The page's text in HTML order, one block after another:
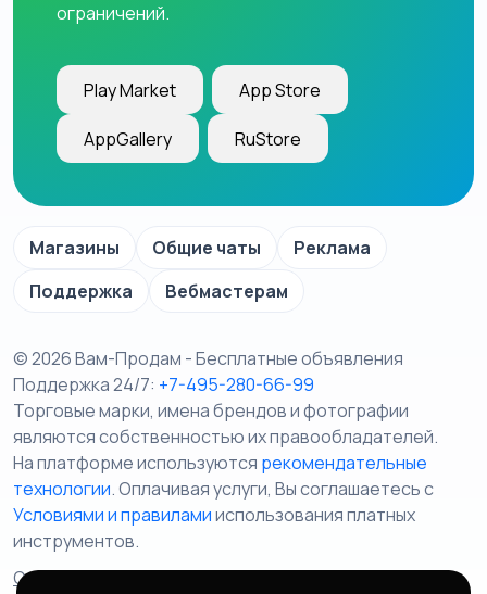
ограничений.
Play Market App Store
AppGallery RuStore
Магазины Общие чаты
Реклама
Поддержка
Вебмастерам
© 2026 Вам-Продам - Бесплатные объявления
Поддержка 24/7: +7-495-280-66-99
Торговые марки, имена брендов и фотографии
являются собственностью их правообладателей.
На платформе используются рекомендательные
технологии. Оплачивая услуги, Вы соглашаетесь c
Условиями и правиламииспользования платных
инструментов.
Отказ от ответственности
Правила сервиса